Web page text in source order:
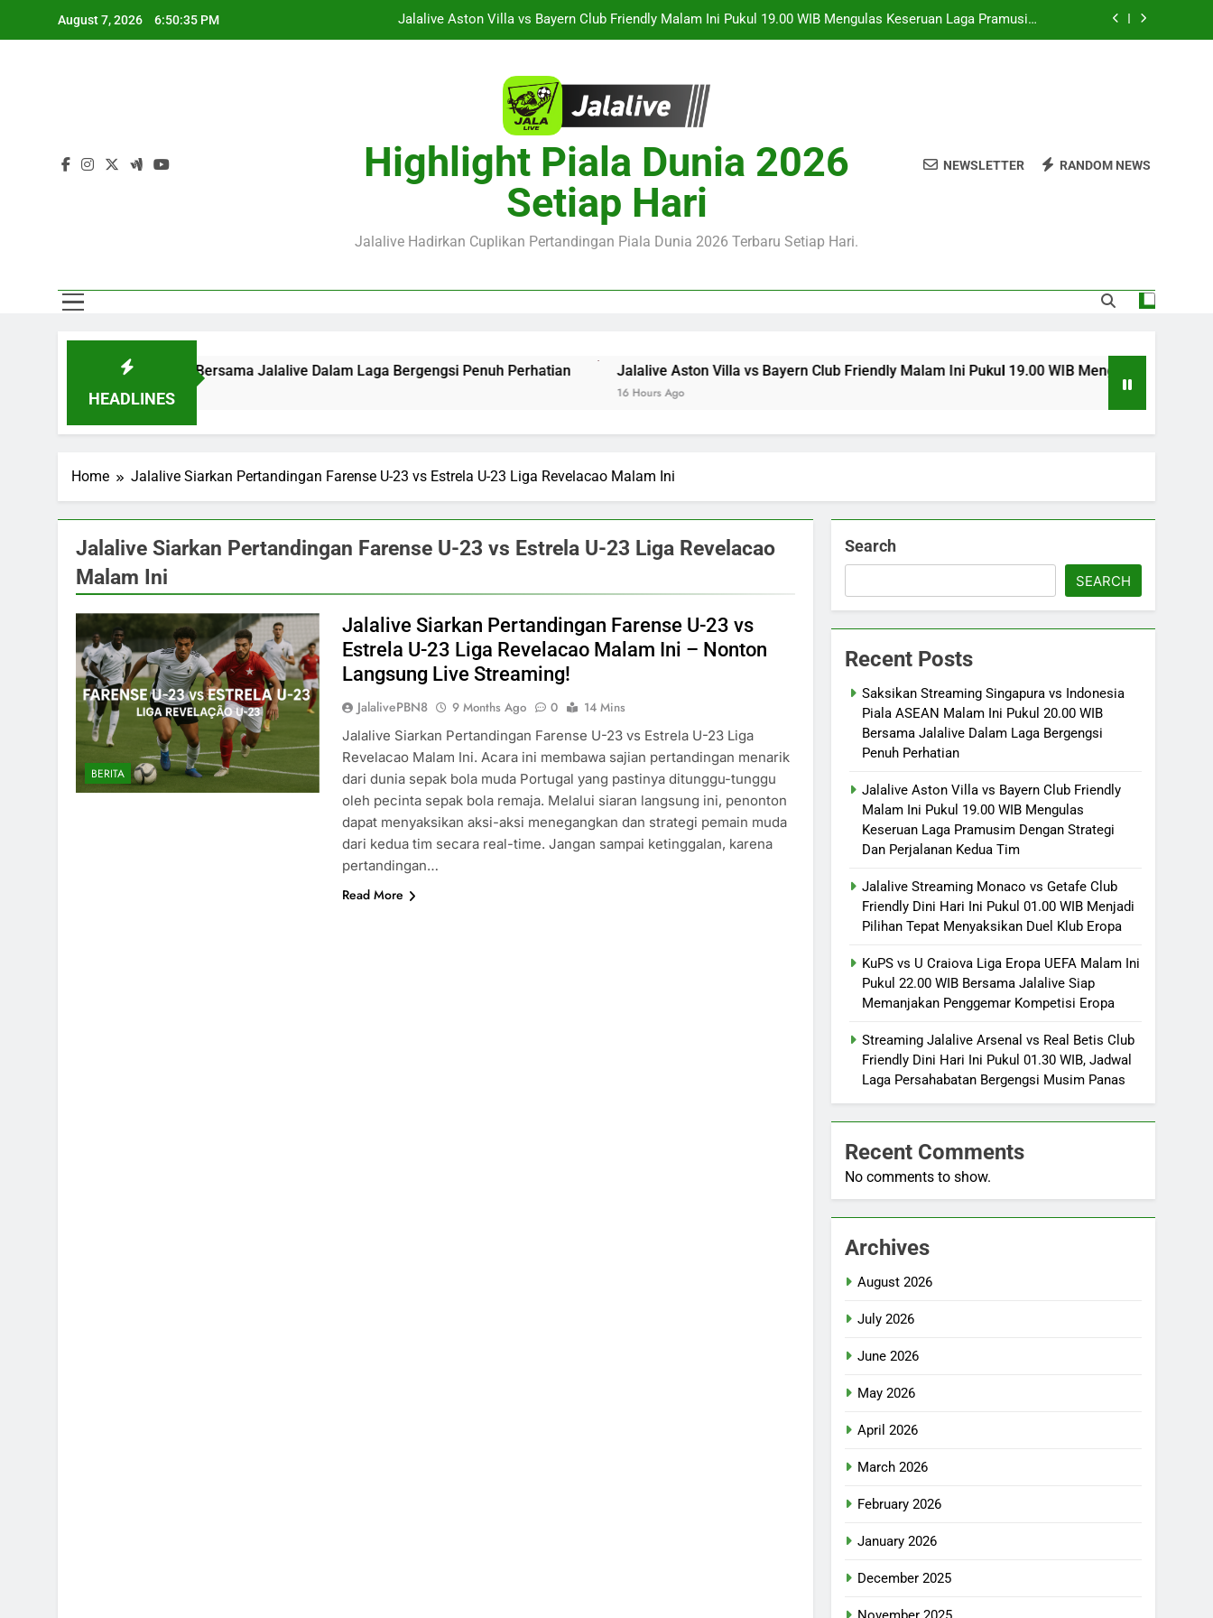
August 7, 2026 6:50:35 PM
Jalalive Aston Villa vs Bayern Club Friendly Malam Ini Pukul 19.00 WIB Mengulas Keseruan Laga Pramusim
KuPS vs U Craiova Liga Eropa UEFA Malam Ini Pukul 22.00 WIB Bersama Jalalive Siap Memanjakan
Saksikan Streaming Singapura vs Indonesia Piala ASEAN Malam Ini Pukul 20.00 WIB Bersama Jalalive
Dalam Laga Bergengsi Penuh Perhatian
Jalalive Aston Villa vs Bayern Club Friendly Malam Ini Pukul 19.00 WIB Mengulas Keseruan Laga Pramusim
Jalalive Streaming Monaco vs Getafe Club Friendly Dini Hari Ini Pukul 01.00 WIB Menjadi Pilihan Tepat
Highlight Piala Dunia 2026
Setiap Hari
Jalalive Hadirkan Cuplikan Pertandingan Piala Dunia 2026 Terbaru Setiap Hari.
NEWSLETTER RANDOM NEWS
HEADLINES
Ini Pukul 20.00 WIB Bersama Jalalive Dalam Laga Bergengsi Penuh Perhatian Jalalive Aston Villa vs Bayern Club Friendly Malam Ini Pukul 19.00 WIB Mengulas Keseruan Laga
16 Hours Ago
Home Jalalive Siarkan Pertandingan Farense U-23 vs Estrela U-23 Liga Revelacao Malam Ini
Jalalive Siarkan Pertandingan Farense U-23 vs Estrela U-23 Liga Revelacao
Malam Ini
BERITA
Jalalive Siarkan Pertandingan Farense U-23 vs
Estrela U-23 Liga Revelacao Malam Ini – Nonton
Langsung Live Streaming!
JalalivePBN8 9 Months Ago 0
14 Mins
Jalalive Siarkan Pertandingan Farense U-23 vs Estrela U-23 Liga
Revelacao Malam Ini. Acara ini membawa sajian pertandingan menarik
dari dunia sepak bola muda Portugal yang pastinya ditunggu-tunggu
oleh pecinta sepak bola remaja. Melalui siaran langsung ini, penonton
dapat menyaksikan aksi-aksi menegangkan dan strategi pemain muda
dari kedua tim secara real-time. Jangan sampai ketinggalan, karena
pertandingan…
Read More
Search
SEARCH
Recent Posts
Saksikan Streaming Singapura vs Indonesia
Piala ASEAN Malam Ini Pukul 20.00 WIB
Bersama Jalalive Dalam Laga Bergengsi
Penuh Perhatian
Jalalive Aston Villa vs Bayern Club Friendly
Malam Ini Pukul 19.00 WIB Mengulas
Keseruan Laga Pramusim Dengan Strategi
Dan Perjalanan Kedua Tim
Jalalive Streaming Monaco vs Getafe Club
Friendly Dini Hari Ini Pukul 01.00 WIB Menjadi
Pilihan Tepat Menyaksikan Duel Klub Eropa
KuPS vs U Craiova Liga Eropa UEFA Malam Ini
Pukul 22.00 WIB Bersama Jalalive Siap
Memanjakan Penggemar Kompetisi Eropa
Streaming Jalalive Arsenal vs Real Betis Club
Friendly Dini Hari Ini Pukul 01.30 WIB, Jadwal
Laga Persahabatan Bergengsi Musim Panas
Recent Comments
No comments to show.
Archives
August 2026
July 2026
June 2026
May 2026
April 2026
March 2026
February 2026
January 2026
December 2025